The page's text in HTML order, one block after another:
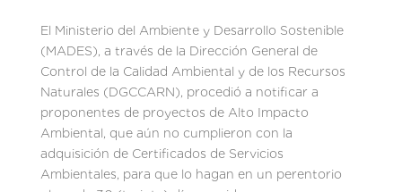
El Ministerio del Ambiente y Desarrollo Sostenible
(MADES), a través de la Dirección General de
Control de la Calidad Ambiental y de los Recursos
Naturales (DGCCARN), procedió a notificar a
proponentes de proyectos de Alto Impacto
Ambiental, que aún no cumplieron con la
adquisición de Certificados de Servicios
Ambientales, para que lo hagan en un perentorio